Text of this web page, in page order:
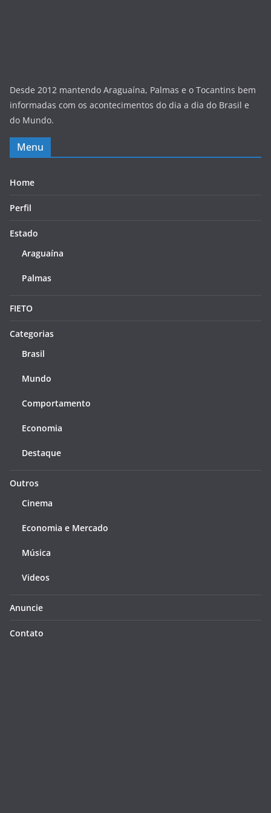
Desde 2012 mantendo Araguaína, Palmas e o Tocantins bem
informadas com os acontecimentos do dia a dia do Brasil e
do Mundo.
Menu
Home
Perfil
Estado
Araguaína
Palmas
FIETO
Categorias
Brasil
Mundo
Comportamento
Economia
Destaque
Outros
Cinema
Economia e Mercado
Música
Videos
Anuncie
Contato